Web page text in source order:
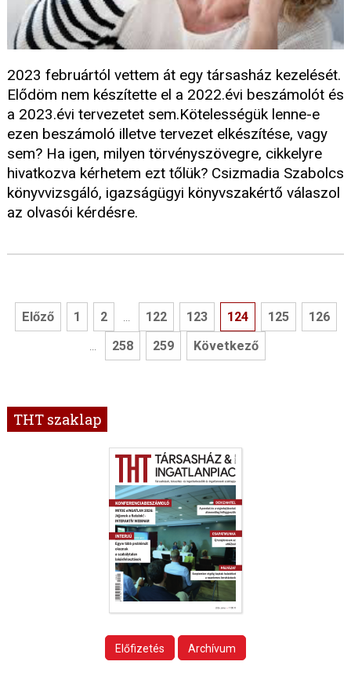
2023 februártól vettem át egy társasház kezelését.
Elődöm nem készítette el a 2022.évi beszámolót és
a 2023.évi tervezetet sem.Kötelességük lenne-e
ezen beszámoló illetve tervezet elkészítése, vagy
sem? Ha igen, milyen törvényszövegre, cikkelyre
hivatkozva kérhetem ezt tőlük? Csizmadia Szabolcs
könyvvizsgáló, igazságügyi könyvszakértő válaszol
az olvasói kérdésre.
Előző 1 2 ... 122 123 124 125 126
... 258 259 Következő
THT szaklap
Előfizetés Archívum